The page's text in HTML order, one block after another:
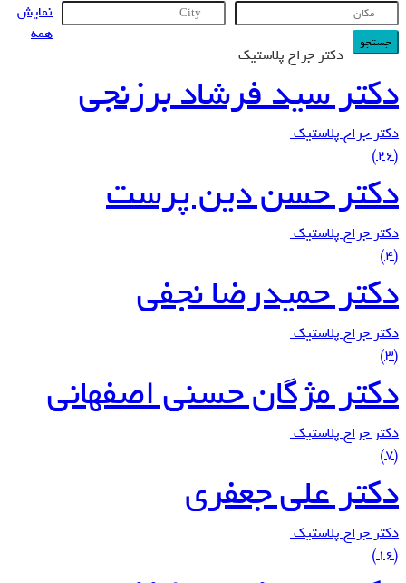
جستجو
نمایش
همه
دکتر جراح پلاستیک
دکتر سید فرشاد برزنجی
دکتر جراح پلاستیک
(26)
دکتر حسن دین پرست
دکتر جراح پلاستیک
(4)
دکتر حمیدرضا نجفی
دکتر جراح پلاستیک
(3)
دکتر مژگان حسنی اصفهانی
دکتر جراح پلاستیک
(7)
دکتر علی جعفری
دکتر جراح پلاستیک
(16)